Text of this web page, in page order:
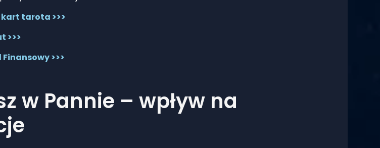
kart tarota >>>
>>>
>>>
w Pannie – wpływ na